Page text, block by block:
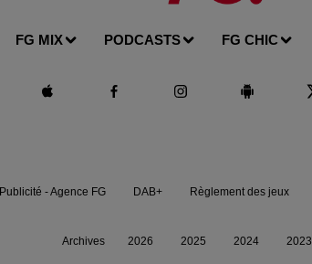
FG MIX PODCASTS FG CHIC
Publicité - Agence FG DAB+ Règlement des jeux
Archives 2026 2025 2024 2023